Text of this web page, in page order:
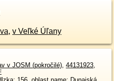
, v Veľké Úľany
v JOSM (pokročilé), 44131923,